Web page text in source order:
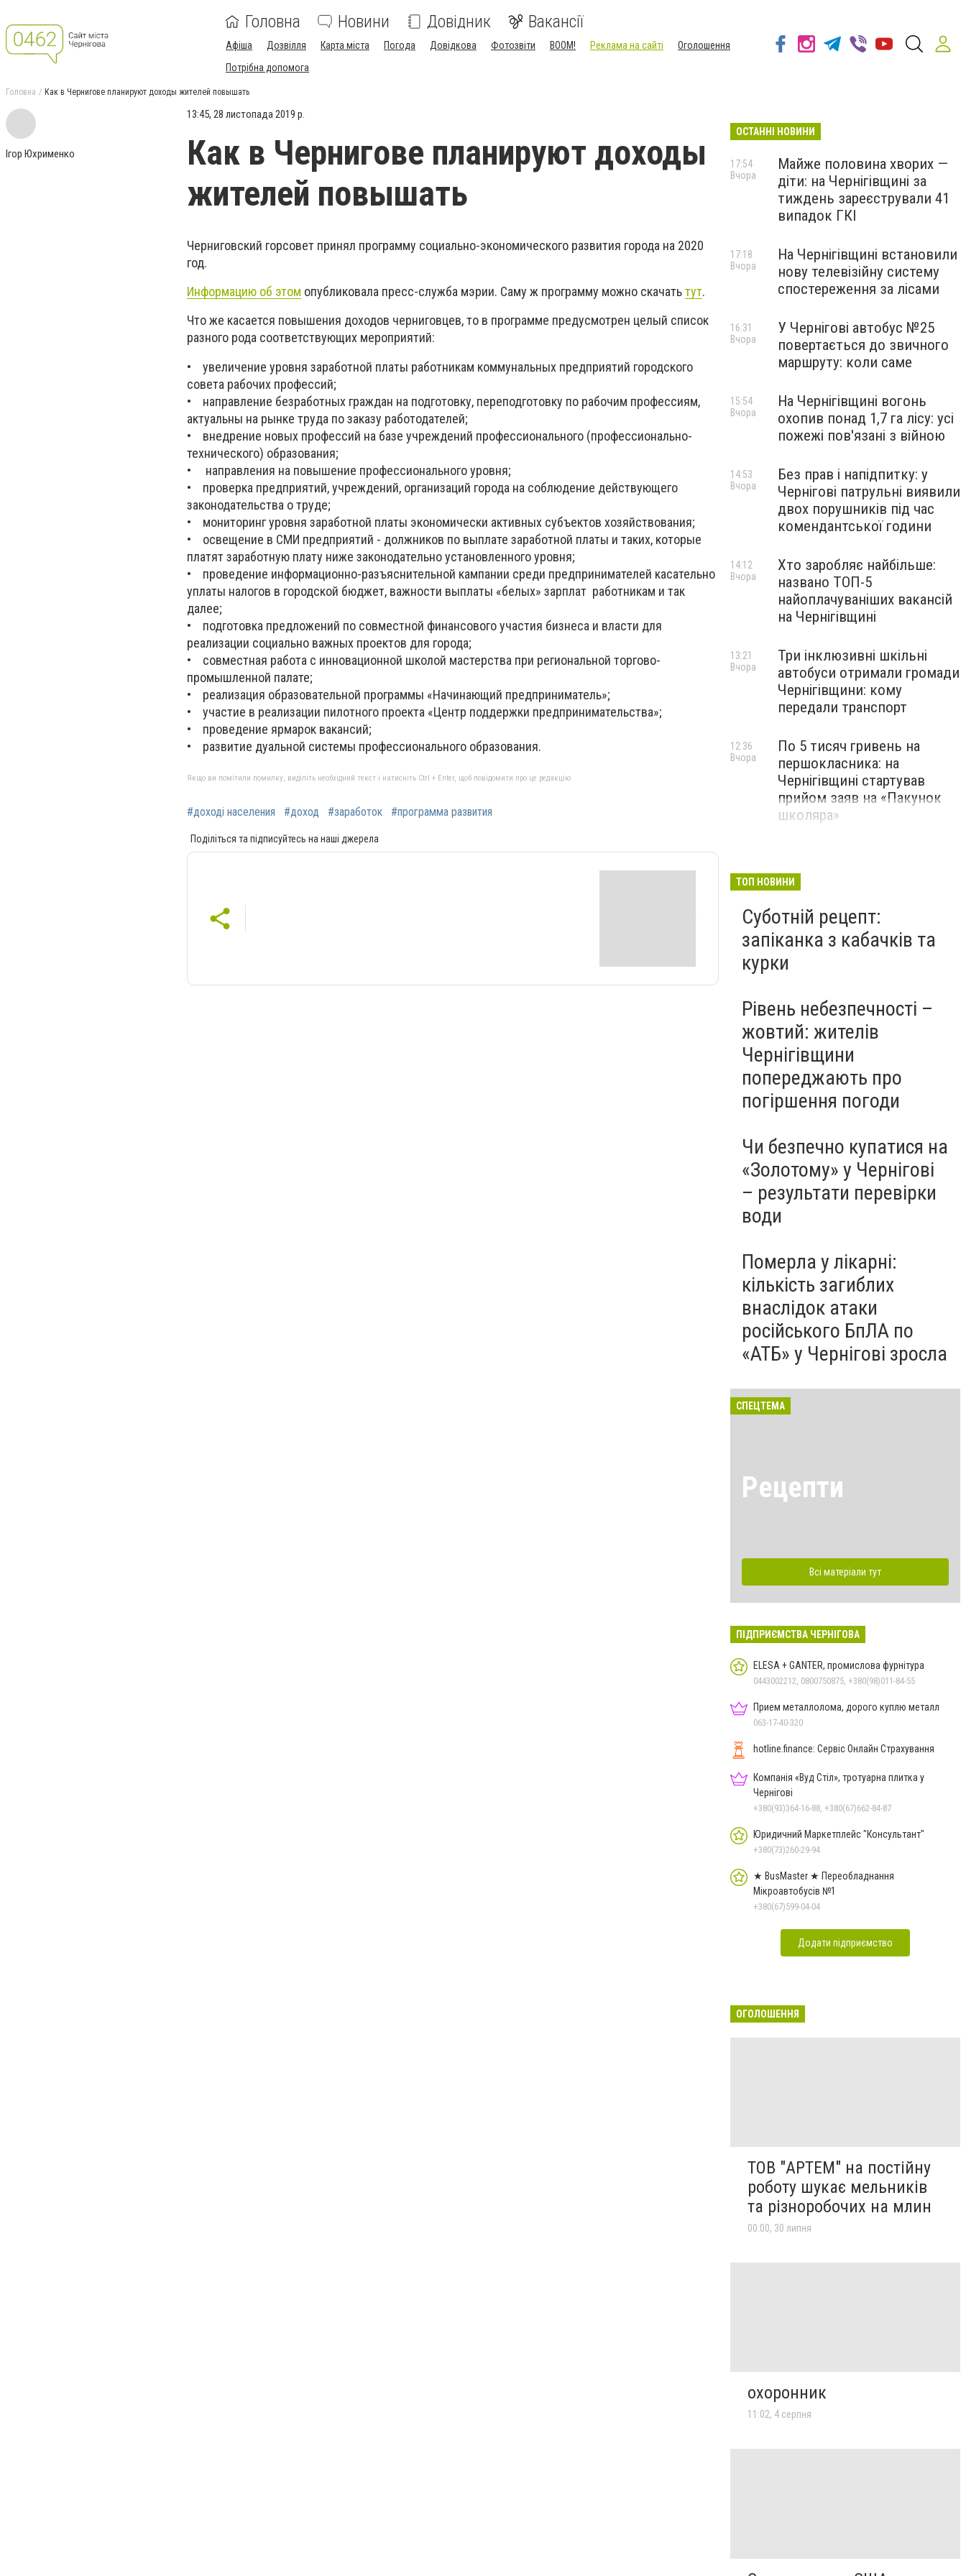
Головна Новини Довідник Вакансії
Афіша Дозвілля Карта міста Погода Довідкова Фотозвіти BOOM! Реклама на сайті
Оголошення
Потрібна допомога
Головна Как в Чернигове планируют доходы жителей повышать
Ігор Юхрименко
13:45, 28 листопада 2019 р.
Как в Чернигове планируют доходы
жителей повышать
Черниговский горсовет принял программу социально-экономического развития города на 2020
год.
Информацию об этом опубликовала пресс-служба мэрии. Саму ж программу можно скачатьтут.
Что же касается повышения доходов черниговцев, то в программе предусмотрен целый список
разного рода соответствующих мероприятий:
• увеличение уровня заработной платы работникам коммунальных предприятий городского
совета рабочих профессий;
• направление безработных граждан на подготовку, переподготовку по рабочим профессиям,
актуальны на рынке труда по заказу работодателей;
• внедрение новых профессий на базе учреждений профессионального (профессионально-
технического) образования;
• направления на повышение профессионального уровня;
• проверка предприятий, учреждений, организаций города на соблюдение действующего
законодательства о труде;
• мониторинг уровня заработной платы экономически активных субъектов хозяйствования;
• освещение в СМИ предприятий - должников по выплате заработной платы и таких, которые
платят заработную плату ниже законодательно установленного уровня;
• проведение информационно-разъяснительной кампании среди предпринимателей касательно
уплаты налогов в городской бюджет, важности выплаты «белых» зарплат работникам и так
далее;
• подготовка предложений по совместной финансового участия бизнеса и власти для
реализации социально важных проектов для города;
• совместная работа с инновационной школой мастерства при региональной торгово-
промышленной палате;
• реализация образовательной программы «Начинающий предприниматель»;
• участие в реализации пилотного проекта «Центр поддержки предпринимательства»;
• проведение ярмарок вакансий;
• развитие дуальной системы профессионального образования.
Якщо ви помітили помилку, виділіть необхідний текст і натисніть Ctrl + Enter, щоб повідомити про це редакцію
#доході населения #доход #заработок #программа развития
Поділіться та підписуйтесь на наші джерела
ОСТАННІ НОВИНИ
Майже половина хворих —
діти: на Чернігівщині за
тиждень зареєстрували 41
випадок ГКІ
17:54
Вчора
На Чернігівщині встановили
нову телевізійну систему
спостереження за лісами
17:18
Вчора
У Чернігові автобус №25
повертається до звичного
маршруту: коли саме
16:31
Вчора
На Чернігівщині вогонь
охопив понад 1,7 га лісу: усі
пожежі пов'язані з війною
15:54
Вчора
Без прав і напідпитку: у
Чернігові патрульні виявили
двох порушників під час
комендантської години
14:53
Вчора
Хто заробляє найбільше:
названо ТОП-5
найоплачуваніших вакансій
на Чернігівщині
14:12
Вчора
Три інклюзивні шкільні
автобуси отримали громади
Чернігівщини: кому
передали транспорт
13:21
Вчора
По 5 тисяч гривень на
першокласника: на
Чернігівщині стартував
прийом заяв на «Пакунок
школяра»
12:36
Вчора
ТОП НОВИНИ
Суботній рецепт:
запіканка з кабачків та
курки
Рівень небезпечності –
жовтий: жителів
Чернігівщини
попереджають про
погіршення погоди
Чи безпечно купатися на
«Золотому» у Чернігові
– результати перевірки
води
Померла у лікарні:
кількість загиблих
внаслідок атаки
російського БпЛА по
«АТБ» у Чернігові зросла
СПЕЦТЕМА
Рецепти
Всі матеріали тут
ПІДПРИЄМСТВА ЧЕРНІГОВА
ELESA + GANTER, промислова фурнітура
0443002212, 0800750875, +380(98)011-84-55
Прием металлолома, дорого куплю металл
063-17-40-320
hotline.finance: Сервіс Онлайн Страхування
Компанія «Вуд Стіл», тротуарна плитка у
Чернігові
+380(93)364-16-88, +380(67)662-84-87
Юридичний Маркетплейс "Консультант"
+380(73)260-29-94
★ BusMaster ★ Переобладнання
Мікроавтобусів №1
+380(67)599-04-04
Додати підприємство
ОГОЛОШЕННЯ
ТОВ "АРТЕМ" на постійну
роботу шукає мельників
та різноробочих на млин
00:00, 30 липня
охоронник
11:02, 4 серпня